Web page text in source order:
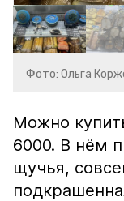
Фото: Ольга
Можно
6000. В нём
щучья,